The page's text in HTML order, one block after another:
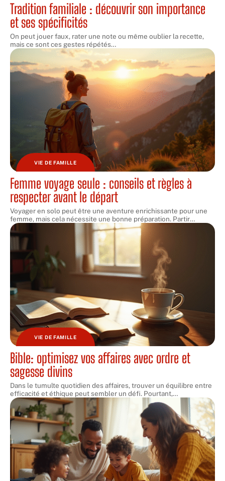
Tradition familiale : découvrir son importance
et ses spécificités
On peut jouer faux, rater une note ou même oublier la recette,
mais ce sont ces gestes répétés…
VIE DE FAMILLE
Femme voyage seule : conseils et règles à
respecter avant le départ
Voyager en solo peut être une aventure enrichissante pour une
femme, mais cela nécessite une bonne préparation. Partir…
VIE DE FAMILLE
Bible: optimisez vos affaires avec ordre et
sagesse divins
Dans le tumulte quotidien des affaires, trouver un équilibre entre
efficacité et éthique peut sembler un défi. Pourtant,…